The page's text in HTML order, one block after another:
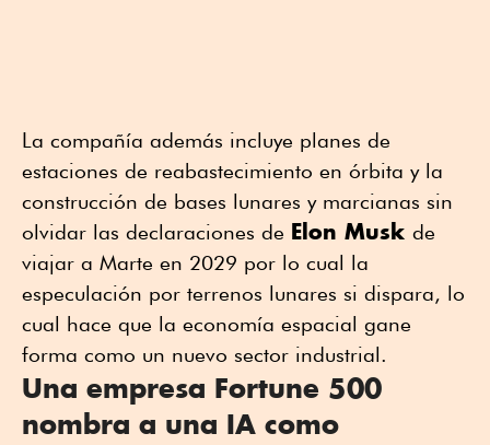
La compañía además incluye planes de
estaciones de reabastecimiento en órbita y la
construcción de bases lunares y marcianas sin
olvidar las declaraciones de Elon Musk de
viajar a Marte en 2029 por lo cual la
especulación por terrenos lunares si dispara, lo
cual hace que la economía espacial gane
forma como un nuevo sector industrial.
Una empresa Fortune 500
nombra a una IA como